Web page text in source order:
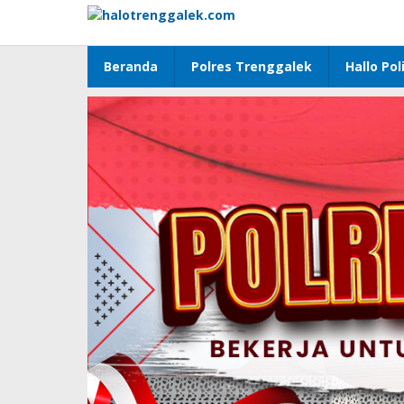
konten
Beranda Polres Trenggalek Hallo